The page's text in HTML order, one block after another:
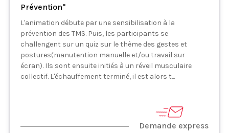
Prévention"
L'animation débute par une sensibilisation à la
prévention des TMS. Puis, les participants se
challengent sur un quiz sur le thème des gestes et
postures(manutention manuelle et/ou travail sur
écran). Ils sont ensuite initiés à un réveil musculaire
collectif. L'échauffement terminé, il est alors t...
Demande express